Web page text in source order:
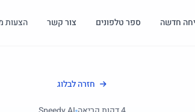
הצעות צור קשר ספר טלפונים חדשה
חזרה לבלוג